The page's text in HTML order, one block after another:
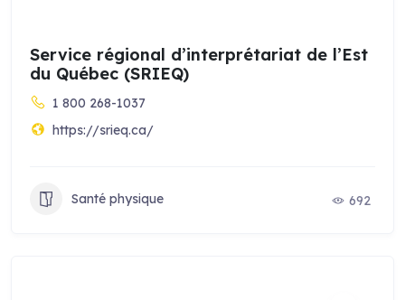
Service régional d’interprétariat de l’Est
du Québec (SRIEQ)
1 800 268-1037
https://srieq.ca/
Santé physique 692